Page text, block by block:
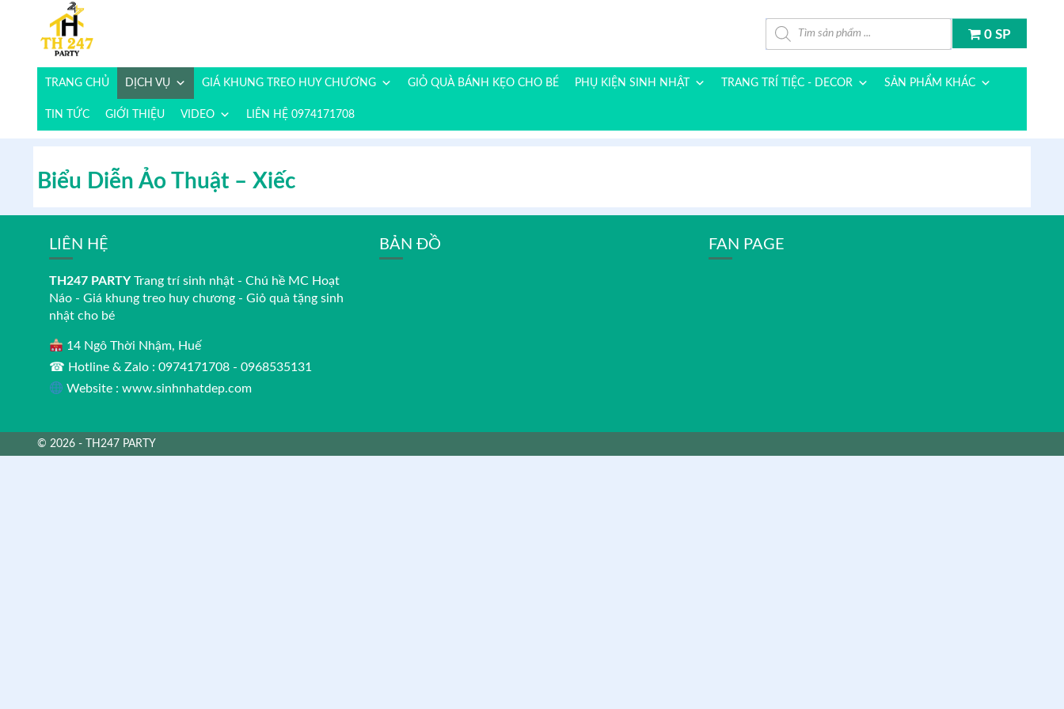
Tìm kiếm sản phẩm
0 SP
TRANG CHỦ DỊCH VỤ GIÁ KHUNG TREO HUY CHƯƠNG GIỎ QUÀ BÁNH KẸO CHO BÉ PHỤ KIỆN SINH NHẬT TRANG TRÍ TIỆC - DECOR SẢN PHẨM KHÁC
TIN TỨC GIỚI THIỆU VIDEO LIÊN HỆ 0974171708
Biểu Diễn Ảo Thuật – Xiếc
LIÊN HỆ
TH247 PARTYTrang trí sinh nhật - Chú hề MC Hoạt
Náo - Giá khung treo huy chương - Giỏ quà tặng sinh
nhật cho bé
14 Ngô Thời Nhậm, Huế
☎ Hotline & Zalo : 0974171708 - 0968535131
Website : www.sinhnhatdep.com
BẢN ĐỒ FAN PAGE
© 2026 - TH247 PARTY